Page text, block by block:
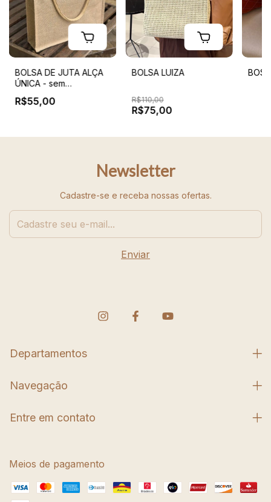
BOLSA DE JUTA ALÇA
ÚNICA - sem
personalização
R$55,00
BOLSA LUIZA
R$110,00
R$75,00
Newsletter
Cadastre-se e receba nossas ofertas.
Departamentos
Navegação
Entre em contato
Meios de pagamento